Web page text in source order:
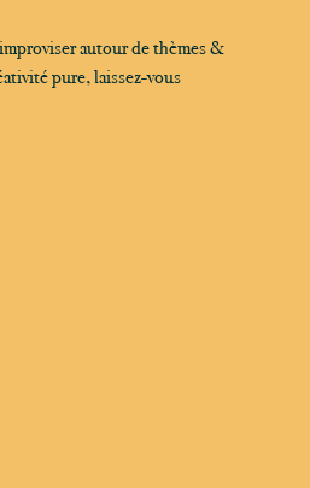
autour de thèmes &
pure, laissez-vous